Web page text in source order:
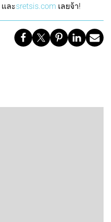
และsretsis.com เลยจ้า!